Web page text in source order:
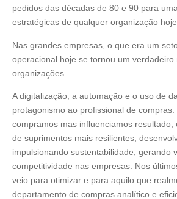
pedidos das décadas de 80 e 90 para
estratégicas de qualquer organização
Nas grandes empresas, o que era um
operacional hoje se tornou um
organizações.
A digitalização, a automação e o uso de
protagonismo ao profissional de
compramos mas influenciamos resultado,
de suprimentos mais resilientes,
impulsionando sustentabilidade, gerando
competitividade nas empresas. Nos
veio para otimizar e para aquilo que
departamento de compras analítico e